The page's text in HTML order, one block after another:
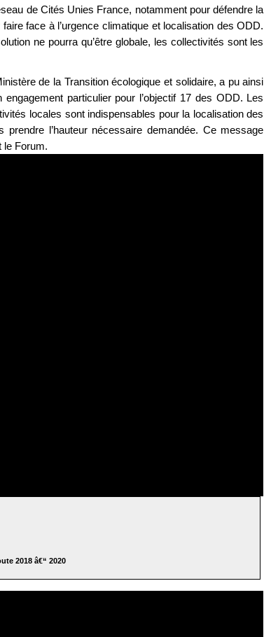
de Cités Unies France, notamment pour défendre la
face à l’urgence climatique et localisation des ODD.
ne pourra qu’être globale, les collectivités sont les
de la Transition écologique et solidaire, a pu ainsi
particulier pour l’objectif 17 des ODD. Les
locales sont indispensables pour la localisation des
l’hauteur nécessaire demandée. Ce message
le Forum.
2018 â€“ 2020